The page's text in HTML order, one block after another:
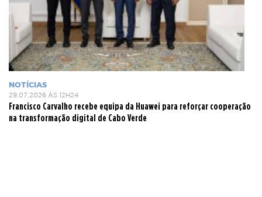
NOTÍCIAS
29.07.2026 ÀS 12H24
Francisco Carvalho recebe equipa da Huawei para reforçar cooperação
na transformação digital de Cabo Verde